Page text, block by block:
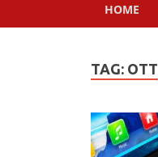
HOME
TAG: OTT